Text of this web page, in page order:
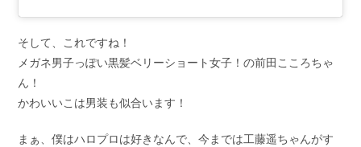
そして、これですね！
メガネ男子っぽい黒髪ベリーショート女子！の前田こころちゃ
ん！
かわいいこは男装も似合います！
まぁ、僕はハロプロは好きなんで、今までは工藤遥ちゃんがす